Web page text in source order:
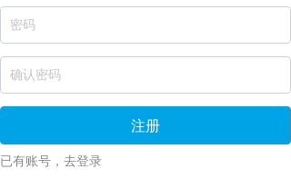
注册
已有账号，去登录